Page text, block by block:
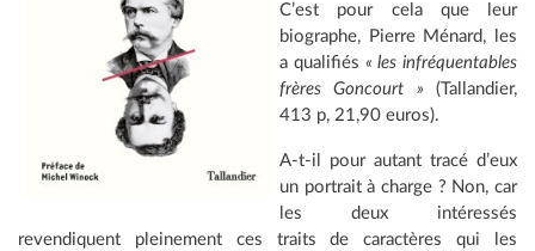
C’est pour cela que leur
biographe, Pierre Ménard, les
a qualifiés « les infréquentables
frères Goncourt » (Tallandier,
413 p, 21,90 euros).
A-t-il pour autant tracé d’eux
un portrait à charge ? Non, car
les deux intéressés
revendiquent pleinement ces traits de caractères qui les